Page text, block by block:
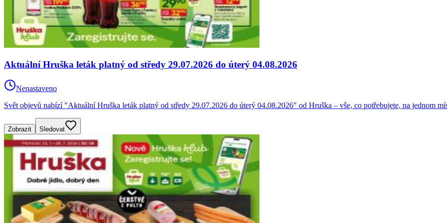
Aktuální Hruška leták platný od středy 29.07.2026 do úterý 04.08.2026
Nenastaveno
Svět objevů nabízí "Aktuální Hruška leták platný od středy 29.07.2026 do úterý 04.08.2026" od Hruška – vše, co potřebujete, na jednom
Zobrazit Sledovat